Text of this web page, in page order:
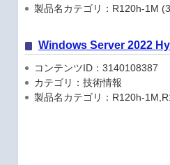
製品名カテゴリ：R120h-1M
Windows Server 2022
コンテンツID：3140108387
カテゴリ：技術情報
製品名カテゴリ：R120h-